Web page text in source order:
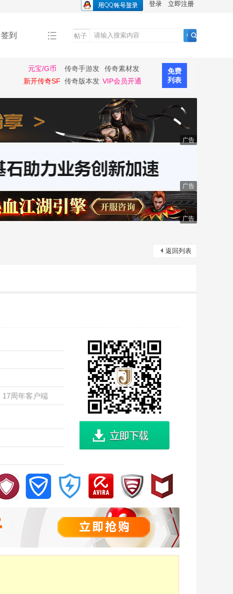
登录 立即注册
签到 帖子
元宝/G币
传奇手游发
布
传奇素材发
布
新开传奇SF 传奇版本发 VIP会员开通
免费
列表
广告
广告
广告
返回列表
17周年客户端